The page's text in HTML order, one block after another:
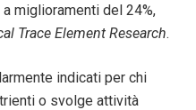
miglioramenti del 24%,
Trace Element Research.
indicati per chi
o svolge attività